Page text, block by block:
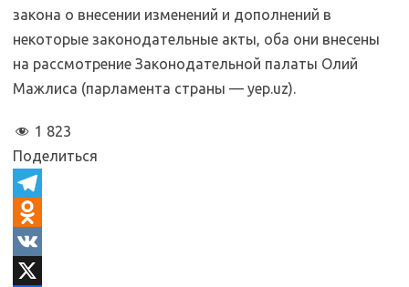
закона о внесении изменений и дополнений в
некоторые законодательные акты, оба они внесены
на рассмотрение Законодательной палаты Олий
Мажлиса (парламента страны — yep.uz).
1 823
Поделиться
T
eO
dV